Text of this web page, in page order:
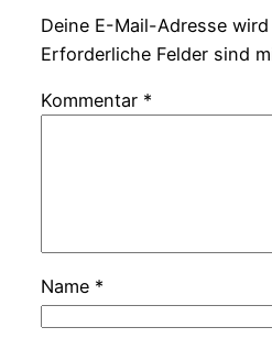
Deine E-Mail-Adresse
Erforderliche Felder sind
Kommentar *
Name *